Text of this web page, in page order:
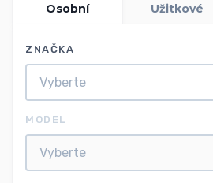
Osobní Užitkové
ZNAČKA
MODEL